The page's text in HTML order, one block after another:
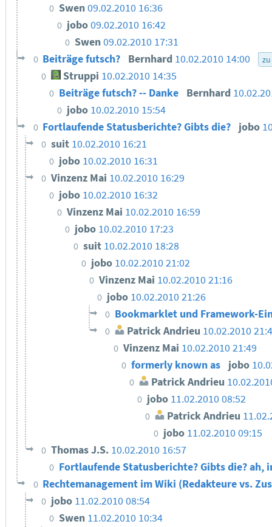
0 Swen09.02.2010 16:36
0 jobo09.02.2010 16:42
0 Swen09.02.2010 17:31
0 Beiträge futsch? Bernhard 10.02.2010 14:00
0 Struppi 10.02.2010 14:35
0 Beiträge futsch? -- Danke Bernhard
0 jobo 10.02.2010 15:54
0 Fortlaufende Statusberichte? Gibts die? jobo
0 suit 10.02.2010 16:21
0 jobo 10.02.2010 16:31
0 Vinzenz Mai 10.02.2010 16:29
0 jobo 10.02.2010 16:32
0 Vinzenz Mai 10.02.2010 16:59
0 jobo 10.02.2010 17:23
0 suit 10.02.2010 18:28
0 jobo 10.02.2010 21:02
0 Vinzenz Mai 10.02.2010 21:16
0 jobo 10.02.2010 21:26
0 Bookmarklet und Framework-
0 Patrick Andrieu 10.02.2010
0 Vinzenz Mai 10.02.2010 21:49
0 formerly known as jobo
0 Patrick Andrieu
0 jobo 11.02.2010 08:52
0 Patrick Andrieu
0 jobo 11.02.2010 09:15
0 Thomas J.S. 10.02.2010 16:57
0 Fortlaufende Statusberichte? Gibts die? ah,
0 Rechtemanagement im Wiki (Redakteure vs.
0 jobo 11.02.2010 08:54
0 Swen 11.02.2010 10:34